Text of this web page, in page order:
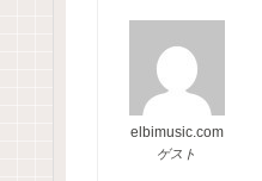
elbimusic.com
ゲスト